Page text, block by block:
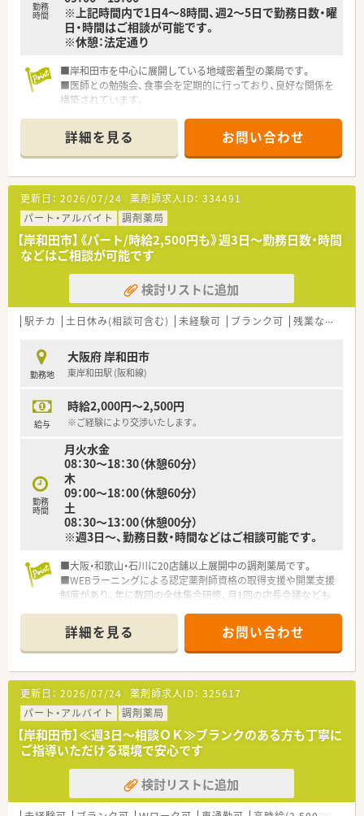
勤務
時間
※上記時間内で1日4～8時間、週2～5日で勤務日数・曜
日・時間はご相談が可能です。
※休憩：法定通り
■岸和田市を中心に展開している地域密着型の薬局です。
■医師との勉強会、食事会を定期的に行っており、良好な関係を
構築されています。
だけます。
■独立開業支援も行っていらっしゃいます。
詳細を見る お問い合わせ
更新日： 2026/07/24 薬剤師求人ID： 334491
パート・アルバイト
調剤薬局
【岸和田市】《パート/時給2,500円も》週3日～勤務日数・時間
などはご相談が可能です
検討リストに追加
駅チカ 土日休み(相談可含む) 未経験可 ブランク可 残業なし(ほぼなし含む)
勤務地
大阪府 岸和田市
東岸和田駅 (阪和線)
給与
時給2,000円～2,500円
※ご経験により交渉いたします。
勤務
時間
月火水金
08：30～18：30（休憩60分）
木
09：00～18：00（休憩60分）
土
08：30～13：00（休憩00分）
※週3日～、勤務日数・時間などはご相談可能です。
■大阪・和歌山・石川に20店舗以上展開中の調剤薬局です。
■WEBラーニングによる認定薬剤師資格の取得支援や開業支援
制度があり、年に数回の全体集合研修、月1回の店長会議なども
■他店の薬剤師と交流する機会もあり、ネットワークが広がりま
す。
詳細を見る お問い合わせ
更新日： 2026/07/24 薬剤師求人ID： 325617
パート・アルバイト
調剤薬局
【岸和田市】≪週3日～相談ＯＫ≫ブランクのある方も丁寧に
ご指導いただける環境で安心です
検討リストに追加